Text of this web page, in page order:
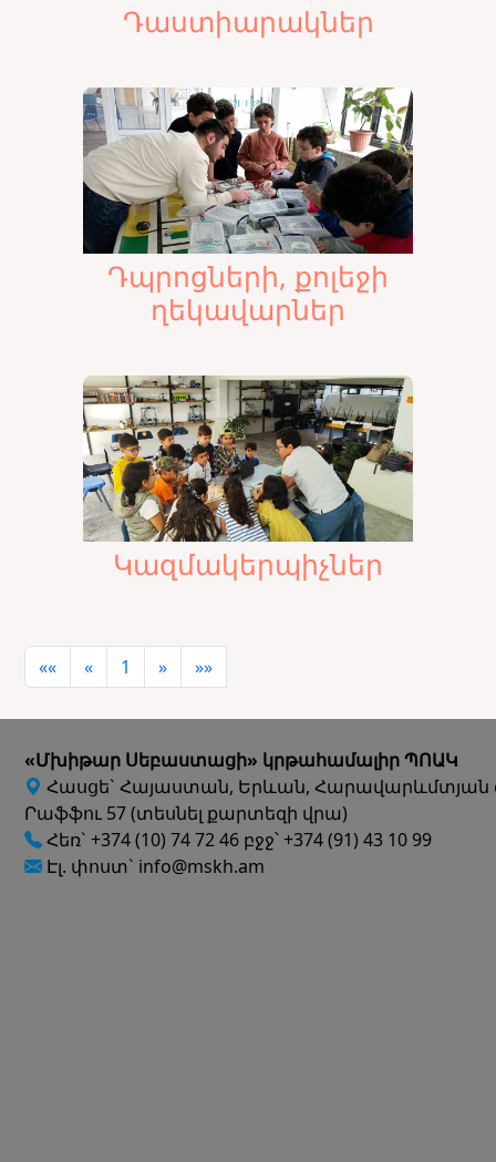
Դաստիարակներ
Դպրոցների, քոլեջի
ղեկավարներ
Կազմակերպիչներ
«« « 1 » »»
«Մխիթար Սեբաստացի» կրթահամալիր ՊՈԱԿ
Հասցե` Հայաստան, Երևան, Հարավարևմտյան
Րաֆֆու 57 (տեսնել քարտեզի վրա)
Հեռ` +374 (10) 74 72 46 բջջ՝ +374 (91) 43 10 99
Էլ. փոստ` info@mskh.am